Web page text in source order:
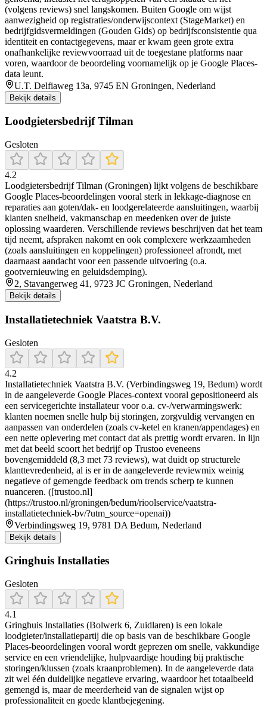
(volgens reviews) snel langskomen. Buiten Google om wijst
aanwezigheid op registraties/onderwijscontext (StageMarket) en
bedrijfgidsvermeldingen (Gouden Gids) op bedrijfsconsistentie qua
identiteit en contactgegevens, maar er kwam geen grote extra
onafhankelijke reviewvoorraad uit de toegestane platforms naar
voren, waardoor de beoordeling voornamelijk op je Google Places-
data leunt.
U.T. Delfiaweg 13a, 9745 EN Groningen, Nederland
Bekijk details
Loodgietersbedrijf Tilman
Gesloten
4.2
Loodgietersbedrijf Tilman (Groningen) lijkt volgens de beschikbare
Google Places-beoordelingen vooral sterk in lekkage-diagnose en
reparaties aan goten/dak- en loodgerelateerde aansluitingen, waarbij
klanten snelheid, vakmanschap en meedenken over de juiste
oplossing waarderen. Verschillende reviews beschrijven dat het team
tijd neemt, afspraken nakomt en ook complexere werkzaamheden
(zoals aansluitingen en koppelingen) professioneel afrondt, met
daarnaast aandacht voor een passende uitvoering (o.a.
gootvernieuwing en geluidsdemping).
2, Stavangerweg 41, 9723 JC Groningen, Nederland
Bekijk details
Installatietechniek Vaatstra B.V.
Gesloten
4.2
Installatietechniek Vaatstra B.V. (Verbindingsweg 19, Bedum) wordt
in de aangeleverde Google Places-context vooral gepositioneerd als
een servicegerichte installateur voor o.a. cv-/verwarmingswerk:
klanten noemen snelle hulp bij storingen, zorgvuldig vervangen en
aanpassen van onderdelen (zoals cv-ketel en kranen/appendages) en
een nette oplevering met contact dat als prettig wordt ervaren. In lijn
met dat beeld scoort het bedrijf op Trustoo eveneens
bovengemiddeld (8,3 met 73 reviews), wat duidt op structurele
klanttevredenheid, al is er in de aangeleverde reviewmix weinig
negatieve of gemengde feedback om trends scherp te kunnen
nuanceren. ([trustoo.nl]
(https://trustoo.nl/groningen/bedum/rioolservice/vaatstra-
installatietechniek-bv/?utm_source=openai))
Verbindingsweg 19, 9781 DA Bedum, Nederland
Bekijk details
Gringhuis Installaties
Gesloten
4.1
Gringhuis Installaties (Bolwerk 6, Zuidlaren) is een lokale
loodgieter/installatiepartij die op basis van de beschikbare Google
Places-beoordelingen vooral wordt geprezen om snelle, vakkundige
service en een vriendelijke, hulpvaardige houding bij praktische
storingen/klussen (zoals kraanproblemen). In de aangeleverde data
zit wel één duidelijke negatieve ervaring, waardoor het totaalbeeld
gemengd is, maar de meerderheid van de signalen wijst op
professionaliteit en goede klantbejegening.